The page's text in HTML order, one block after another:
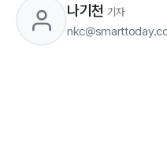
나기천 기자